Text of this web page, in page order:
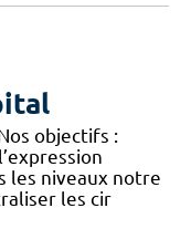
objectifs :
les niveaux notre
les cir